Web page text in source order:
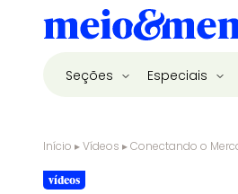
Seções Especiais
Início ▸Vídeos ▸Conectando o
vídeos